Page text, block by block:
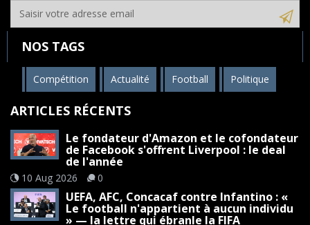
NOS TAGS
Compétition Actualité Football Politique
ARTICLES RÉCENTS
Le fondateur d'Amazon et le cofondateur
de Facebook s'offrent Liverpool : le deal
de l'année
10 Aug 2026 0
UEFA, AFC, Concacaf contre Infantino : «
Le football n'appartient à aucun individu
» — la lettre qui ébranle la FIFA